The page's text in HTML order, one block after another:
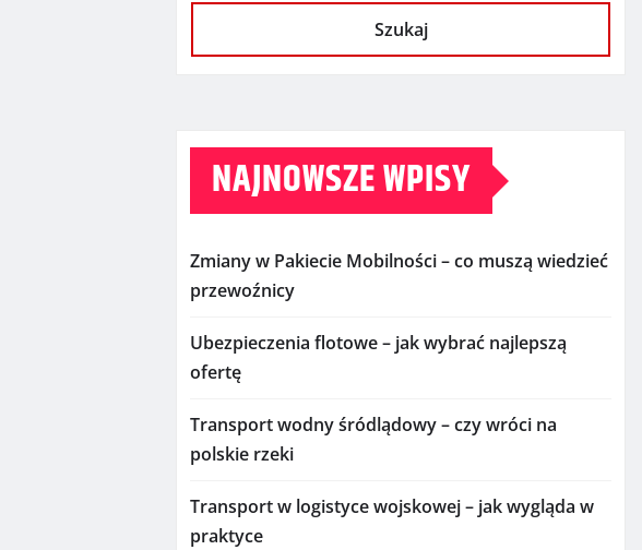
Szukaj
NAJNOWSZE WPISY
Zmiany w Pakiecie Mobilności – co muszą wiedzieć
przewoźnicy
Ubezpieczenia flotowe – jak wybrać najlepszą
ofertę
Transport wodny śródlądowy – czy wróci na
polskie rzeki
Transport w logistyce wojskowej – jak wygląda w
praktyce